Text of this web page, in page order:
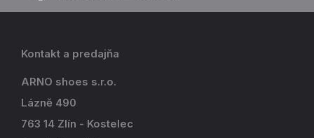
Kontakt a predajňa
ARNO shoes s.r.o.
Lázně 490
763 14 Zlín - Kostelec